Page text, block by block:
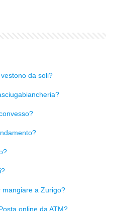
da soli?
mangiare a Zurigo?
online da ATM?